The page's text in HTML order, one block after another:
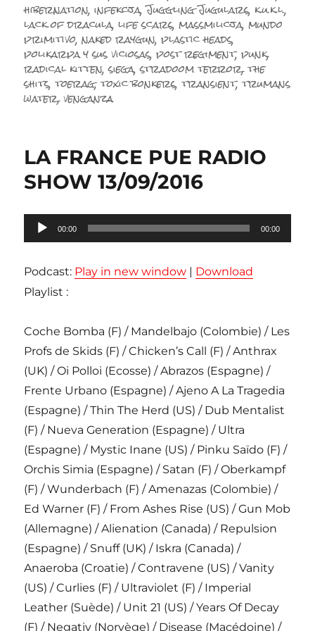
hibernation,infekcja,Juggling Jugulars, k.u.k.l.,
lack of dracula,life scars,massmilicja,mundo
primitivo,naked raygun,plastic heads,
polikarpa y sus viciosas,post regiment,punk,
radical kitten,siega,stradoom terror,the
shits,toerag,toxic bonkers,transient,trumans
water,venganza
LA FRANCE PUE RADIO
SHOW 13/09/2016
Lecteur
audio
00:00 00:00
Podcast: Play in new window | Download
Playlist :
Coche Bomba (F) / Mandelbajo (Colombie) / Les
Profs de Skids (F) / Chicken’s Call (F) / Anthrax
(UK) / Oi Polloi (Ecosse) / Abrazos (Espagne) /
Frente Urbano (Espagne) / Ajeno A La Tragedia
(Espagne) / Thin The Herd (US) / Dub Mentalist
(F) / Nueva Generation (Espagne) / Ultra
(Espagne) / Mystic Inane (US) / Pinku Saïdo (F) /
Orchis Simia (Espagne) / Satan (F) / Oberkampf
(F) / Wunderbach (F) / Amenazas (Colombie) /
Ed Warner (F) / From Ashes Rise (US) / Gun Mob
(Allemagne) / Alienation (Canada) / Repulsion
(Espagne) / Snuff (UK) / Iskra (Canada) /
Anaeroba (Croatie) / Contravene (US) / Vanity
(US) / Curlies (F) / Ultraviolet (F) / Imperial
Leather (Suède) / Unit 21 (US) / Years Of Decay
(F) / Negativ (Norvège) / Disease (Macédoine) /